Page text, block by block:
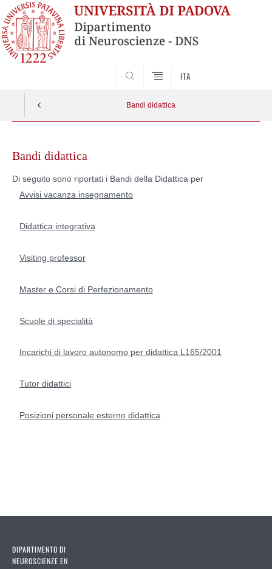
ITA
Bandi didattica
contentBandi didattica
Di seguito sono riportati i Bandi della Didattica per
Avvisi vacanza insegnamento
Didattica integrativa
Visiting professor
Master e Corsi di Perfezionamento
Scuole di specialità
Incarichi di lavoro autonomo per didattica L165/2001
Tutor didattici
Posizioni personale esterno didattica
DIPARTIMENTO DI
NEUROSCIENZE EN